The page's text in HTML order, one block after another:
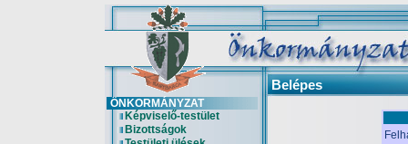
Belépes
ÖNKORMÁNYZAT
Képviselő-testület
Bizottságok